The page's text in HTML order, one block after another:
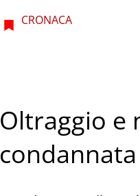
CRONACA
Oltraggio e